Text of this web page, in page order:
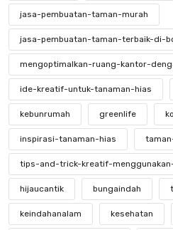
jasa-pembuatan-taman-murah
jasa-pembuatan-taman-terbaik-di-
mengoptimalkan-ruang-kantor-
ide-kreatif-untuk-tanaman-hias
kebunrumah greenlife
inspirasi-tanaman-hias
tips-and-trick-kreatif-
hijaucantik bungaindah
keindahanalam kesehatan